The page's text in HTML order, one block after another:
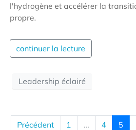
l'hydrogène et accélérer la
propre.
continuer la lecture
Leadership éclairé
Précédent 1 ... 4 5